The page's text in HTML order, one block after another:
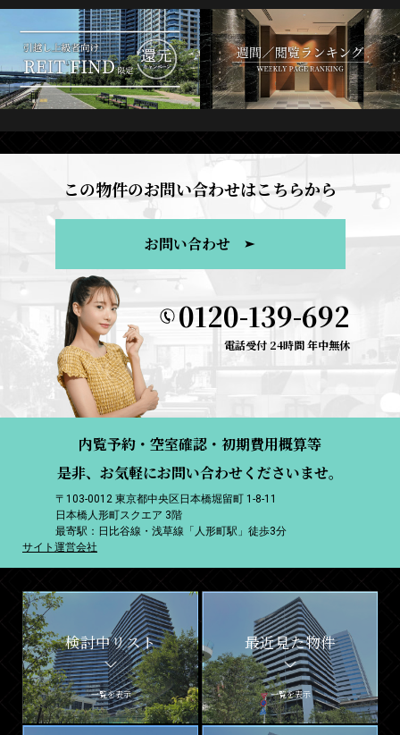
この物件のお問い合わせはこちらから
お問い合わせ
0120-139-692
電話受付 24時間 年中無休
内覧予約・空室確認・初期費用概算等
是非、お気軽にお問い合わせくださいませ。
〒103-0012 東京都中央区日本橋堀留町 1-8-11
日本橋人形町スクエア 3階
最寄駅：日比谷線・浅草線「人形町駅」徒歩3分
サイト運営会社
検討中リスト
一覧を表示
最近見た物件
一覧を表示